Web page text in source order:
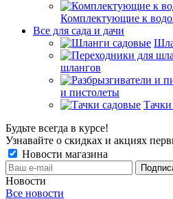
Комплектующие к
Все для сада и дачи
шлангов
и пистолеты
Будьте всегда в курсе!
Узнавайте о скидках и акциях
Новости магазина
Новости
Все новости